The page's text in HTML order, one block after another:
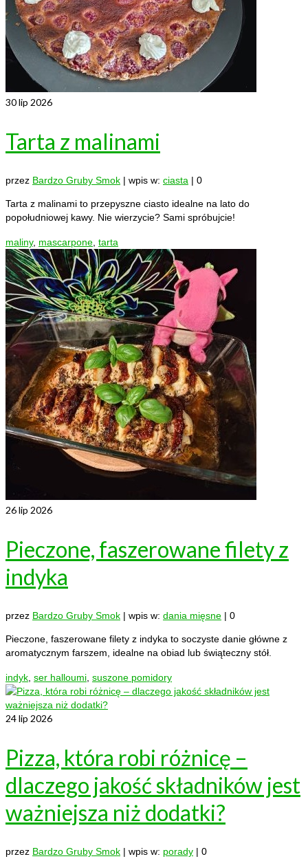
30lip 2026
Tarta z malinami
przez Bardzo Gruby Smok | wpis w: ciasta | 0
Tarta z malinami to przepyszne ciasto idealne na lato do
popołudniowej kawy. Nie wierzycie? Sami spróbujcie!
maliny, mascarpone tarta
26lip 2026
Pieczone, faszerowane filety z
indyka
przez Bardzo Gruby Smok | wpis w: dania mięsne | 0
Pieczone, faszerowane filety z indyka to soczyste danie główne z
aromatycznym farszem, idealne na obiad lub świąteczny stół.
indyk ser halloumi suszone pomidory
24lip 2026
Pizza, która robi różnicę –
dlaczego jakość składników jest
ważniejsza niż dodatki?
przez Bardzo Gruby Smok | wpis w: porady | 0